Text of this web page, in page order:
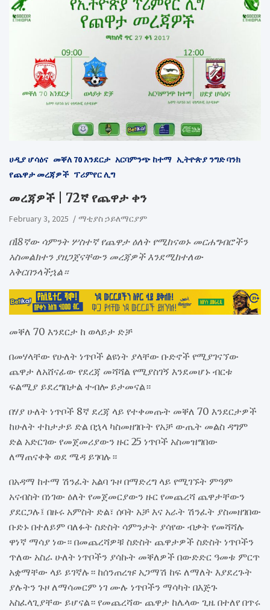
ሀዲያ ሆሳዕና መቐለ 70 እንደርታ አርባምንጭ ከተማ ኢትዮጵያ ንግድ ባንክ
የጨዋታ መረጃዎች ፕሪምየር ሊግ
መረጃዎች | 72ኛ የጨዋታ ቀን
February 3, 2025 ማቲያስ ኃይለማርያም
በ18ኛው ሳምንት ሦስተኛ የጨዋታ ዕለት የሚከናወኑ መርሐግብሮችን
አስመልክተን ያዘጋጀናቸውን መረጃዎች እንደሚከተለው
አቅርበንላችኋል።
መቐለ 70 እንደርታ ከ ወላይታ ድቻ
በመሃላቸው የሁለት ነጥቦች ልዩነት ያላቸው ቡድኖች የሚያገናኘው
ጨዋታ ለአሸናፊው የደረጃ መሻሻል የሚያስገኝ እንደመሆኑ ብርቱ
ፍልሚያ ይደረግበታል ተብሎ ይታመናል።
በሃያ ሁለት ነጥቦች 8ኛ ደረጃ ላይ የተቀመጡት መቐለ 70 እንደርታዎች
ከሁለት ተከታታይ ድል በኋላ ካስመዘገቡት የአቻ ውጤት መልስ ዳግም
ድል አድርገው የመጀመሪያውን ዙር 25 ነጥቦች አስመዝግበው
ለማጠናቀቅ ወደ ሜዳ ይገባሉ።
በአዳማ ከተማ ሽንፈት አልባ ጉዞ በማድረግ ላይ የሚገኙት ምዓም
አናብስት በነገው ዕለት የመጀመርያውን ዙር የመጨረሻ ጨዋታቸውን
ያደርጋሉ፤ በዙሩ አምስት ድል፣ ሰባት አቻ እና አራት ሽንፈት ያስመዘገበው
ቡድኑ በተለይም ባለፉት ስድስት ሳምንታት ያሳየው ብቃት የመሻሻሉ
ዋነኛ ማሳያ ነው። በመጨረሻዎቹ ስድስት ጨዋታዎች ስድስት ነጥቦችን
ጥለው አስራ ሁለት ነጥቦችን ያሳኩት መቐለዎች በውድድር ዓመቱ ምርጥ
አቋማቸው ላይ ይገኛሉ። ከሰንጠረዡ አጋማሽ ከፍ ለማለት እያደረጉት
ያሉትን ጉዞ ለማሳመርም ነገ ሙሉ ነጥቦችን ማሳካት በእጅጉ
አስፈላጊያቸው ይሆናል። የመጨረሻው ጨዋታ ከሌላው ጊዜ በተለየ በጥሩ